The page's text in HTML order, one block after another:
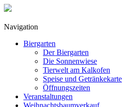
Navigation
Biergarten
Der Biergarten
Die Sonnenwiese
Tierwelt am Kalkofen
Speise und Getränkekarte
Öffnungszeiten
Veranstaltungen
Weihnachtsbaumverkauf